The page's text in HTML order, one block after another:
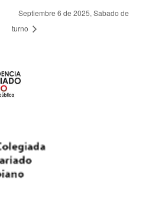
Septiembre 6 de 2025, Sabado de
turno